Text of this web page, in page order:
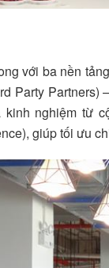
với ba nền
Party Partners)
kinh nghiệm từ
giúp tối ưu